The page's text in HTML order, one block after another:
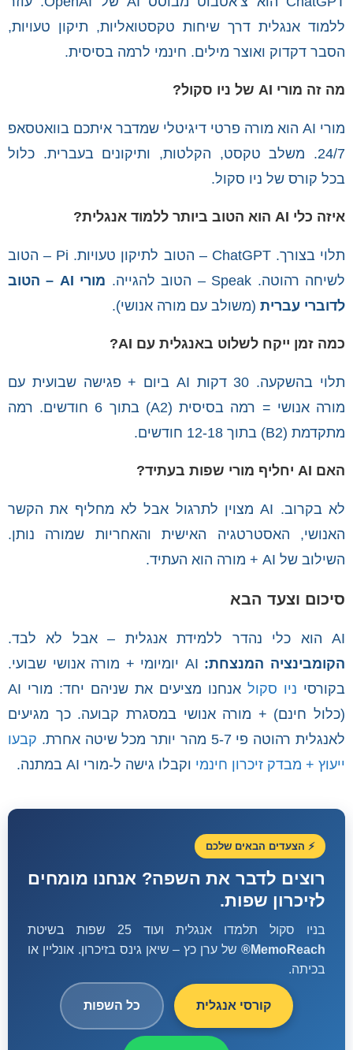
ללמוד אנגלית דרך שיחות טקסטואליות, תיקון טעויות,
הסבר דקדוק ואוצר מילים. חינמי לרמה בסיסית.
מה זה מורי AI של ניו סקול?
מורי AI הוא מורה פרטי דיגיטלי שמדבר איתכם בוואטסאפ
24/7. משלב טקסט, הקלטות, ותיקונים בעברית. כלול
בכל קורס של ניו סקול.
איזה כלי AI הוא הטוב ביותר ללמוד אנגלית?
תלוי בצורך. ChatGPT – הטוב לתיקון טעויות. Pi – הטוב
לשיחה רהוטה. Speak – הטוב להגייה.
מורי AI – הטוב
לדוברי עברית (משולב עם מורה אנושי).
כמה זמן ייקח לשלוט באנגלית עם AI?
תלוי בהשקעה. 30 דקות AI ביום + פגישה שבועית עם
מורה אנושי = רמה בסיסית (A2) בתוך 6 חודשים. רמה
מתקדמת (B2) בתוך 12-18 חודשים.
האם AI יחליף מורי שפות בעתיד?
לא בקרוב. AI מצוין לתרגול אבל לא מחליף את הקשר
האנושי, האסטרטגיה האישית והאחריות שמורה נותן.
השילוב של AI + מורה הוא העתיד.
סיכום וצעד הבא
AI הוא כלי נהדר ללמידת אנגלית – אבל לא לבד.
הקומבינציה המנצחת:
AI יומיומי + מורה אנושי שבועי.
בקורסי ניו סקול
אנחנו מציעים את שניהם יחד: מורי AI
(כלול חינם) + מורה אנושי במסגרת קבועה. כך מגיעים
לאנגלית רהוטה פי 5-7 מהר יותר מכל שיטה אחרת.
קבעו
ייעוץ + מבדק זיכרון חינמי וקבלו גישה ל-מורי AI במתנה.
⚡ הצעדים הבאים שלכם
רוצים לדבר את השפה? אנחנו מומחים
לזיכרון שפות.
בניו סקול תלמדו אנגלית ועוד 25 שפות בשיטת
MemoReach®
של ערן כץ – שיאן גינס בזיכרון. אונליין או
בכיתה.
קורסי אנגלית כל השפות